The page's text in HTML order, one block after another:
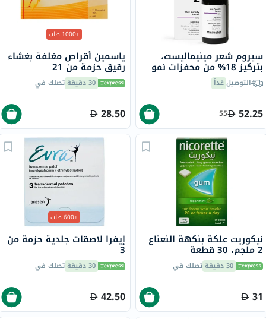
سيروم شعر مينيماليست،
بتركيز 18% من محفزات نمو
الشعر، 30 مل
التوصيلغداً
52.25
55
+1000 طلب
ياسمين أقراص مغلفة بغشاء
رقيق حزمة من 21
30 دقيقة تصلك في
28.50
نيكوريت علكة بنكهة النعناع
2 ملجم، 30 قطعة
30 دقيقة تصلك في
31
+600 طلب
إيفرا لاصقات جلدية حزمة من
3
30 دقيقة تصلك في
42.50